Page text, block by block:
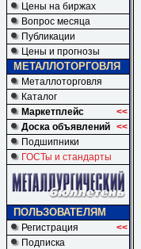
Цены на биржах
Вопрос месяца
Публикации
Цены и прогнозы
МЕТАЛЛОТОРГОВЛЯ
Металлоторговля
Каталог
Маркетплейс
<<
Доска объявлений <<
Подшипники
ГОСТы и стандарты
ПОЛЬЗОВАТЕЛЯМ
Регистрация
<<
Подписка